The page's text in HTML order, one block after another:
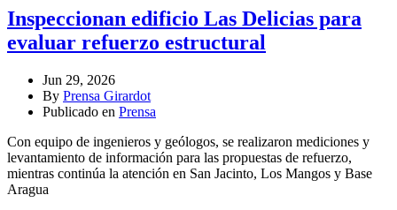
Inspeccionan edificio Las Delicias para
evaluar refuerzo estructural
Jun 29, 2026
By Prensa Girardot
Publicado en Prensa
Con equipo de ingenieros y geólogos, se realizaron mediciones y
levantamiento de información para las propuestas de refuerzo,
mientras continúa la atención en San Jacinto, Los Mangos y Base
Aragua